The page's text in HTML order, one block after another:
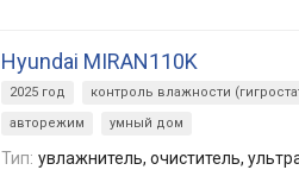
Hyundai MIRAN110K
2025 год контроль влажности
авторежим
умный дом
Тип: увлажнитель, очиститель,